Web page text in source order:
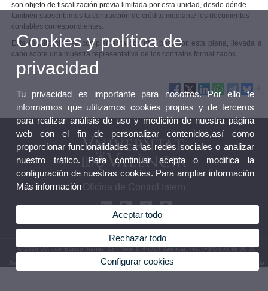
son objeto de fiscalización previa limitada por esta unidad, desde dónde
también subscribimos la contracción de crédito mediante los documentos
contables correspondientes.
Esta fiscalización se complementa con otra posterior, esta plena, llevada a
cabo sobre una muestra representativa de los contratos formalizados.
Oficina de Control Intern
© 2026 UV. - Av. Blasco Ibàñez, 13 - Nivel 1. 46010 Valencia. Tel.: (+34) 963 98 30 20
Aviso legal Política privacidad|Cookies |Transparencia Buzón del Servicio
Cookies y política de
privacidad
Tu privacidad es importante para nosotros. Por ello te
informamos que utilizamos cookies propias y de terceros
para realizar análisis de uso y medición de nuestra página
web con el fin de personalizar contenidos,así como
proporcionar funcionalidades a las redes sociales o analizar
nuestro tráfico. Para continuar acepta o modifica la
configuración de nuestras cookies. Para ampliar información
Más información
Aceptar todo
Rechazar todo
Configurar cookies